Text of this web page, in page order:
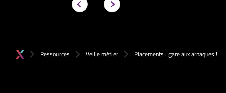
Ressources Veille métier Placements : gare aux arnaques !